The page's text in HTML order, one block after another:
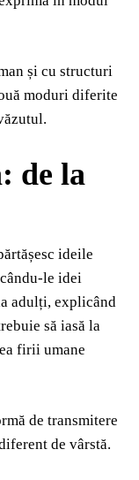
și cu structuri
moduri diferite
de la
ideile
le idei
adulți, explicând
să iasă la
firii umane
de transmitere
de vârstă.